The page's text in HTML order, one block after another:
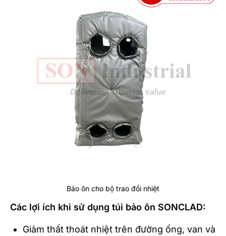
Bảo ôn cho bộ trao đổi nhiệt
Các lợi ích khi sử dụng túi bảo ôn SONCLAD:
Giảm thất thoát nhiệt trên đường ống, van và